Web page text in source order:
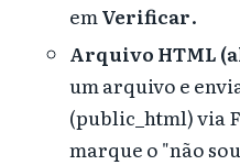
emVerificar.
Arquivo HTML
um arquivo e
(public_html) via
marque o "não